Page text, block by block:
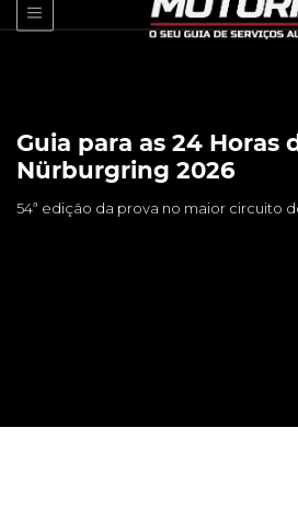
Guia para as 24 Horas
Nürburgring 2026
54ª edição da prova no maior circuito